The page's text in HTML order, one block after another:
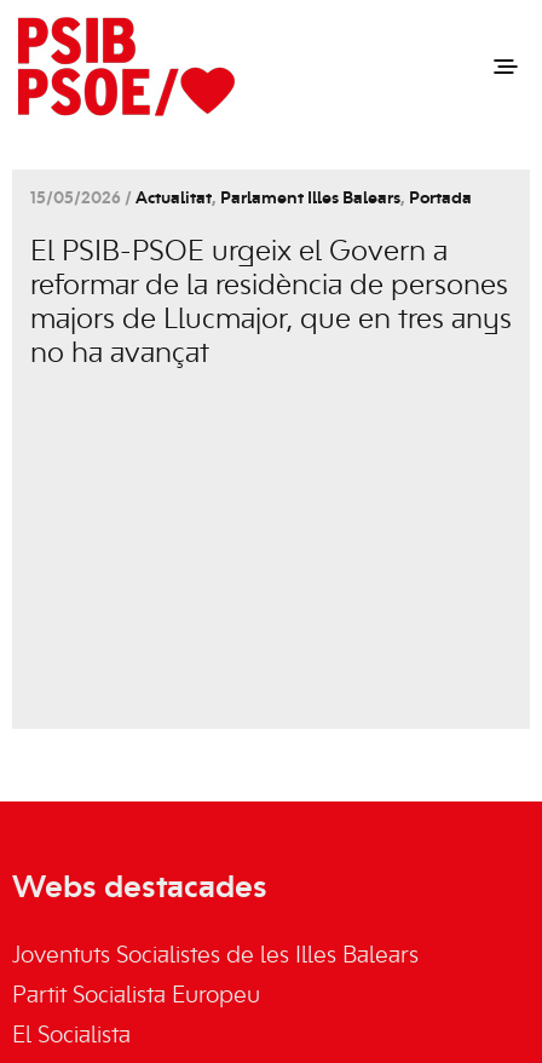
15/05/2026 / Actualitat, Parlament Illes Balears, Portada
El PSIB-PSOE urgeix el Govern a
reformar de la residència de persones
majors de Llucmajor, que en tres anys
no ha avançat
Webs destacades
Joventuts Socialistes de les Illes Balears
Partit Socialista Europeu
El Socialista